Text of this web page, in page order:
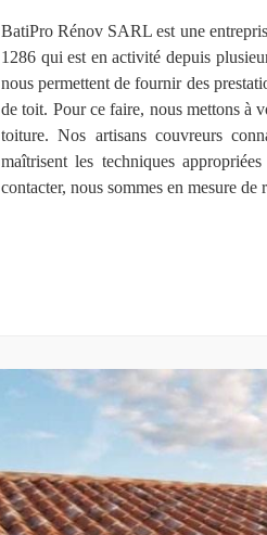
BatiPro Rénov SARL est une
1286 qui est en activité depuis
nous permettent de fournir des
de toit. Pour ce faire, nous mettons à
toiture. Nos artisans couvreurs
maîtrisent les techniques
contacter, nous sommes en mesure de